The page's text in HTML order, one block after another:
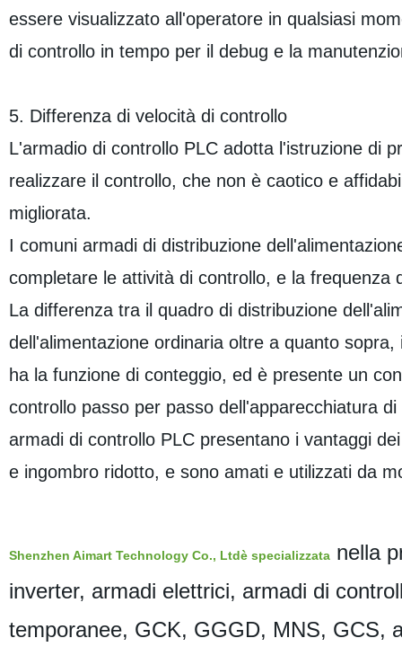
essere visualizzato all'operatore in qualsiasi
di controllo in tempo per il debug e la
5. Differenza di velocità di controllo
L'armadio di controllo PLC adotta l'istruzione di
realizzare il controllo, che non è caotico e
migliorata.
I comuni armadi di distribuzione
completare le attività di controllo, e la
La differenza tra il quadro di distribuzione
dell'alimentazione ordinaria oltre a quanto
ha la funzione di conteggio, ed è presente un
controllo passo per passo dell'apparecchiatura
armadi di controllo PLC presentano i vantaggi
e ingombro ridotto, e sono amati e utilizzati da
Shenzhen Aimart Technology Co., Ltdè specializzatanella
inverter, armadi elettrici, armadi di
temporanee, GCK, GGGD, MNS, GCS,